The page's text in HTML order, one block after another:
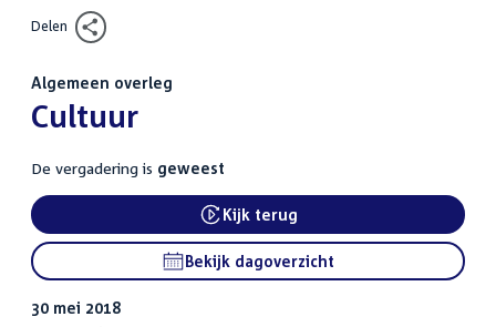
Delen
Algemeen overleg
:Cultuur
De vergadering is geweest
External link:
Kijk terug
Bekijk dagoverzicht
30 mei 2018